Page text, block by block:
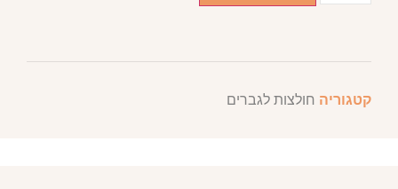
קטגוריה חולצות לגברים